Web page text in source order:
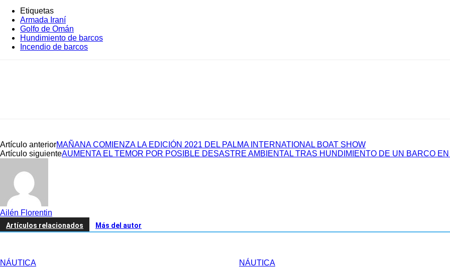
Etiquetas
Armada Iraní
Golfo de Omán
Hundimiento de barcos
Incendio de barcos
Artículo anteriorMAÑANA COMIENZA LA EDICIÓN 2021 DEL PALMA INTERNATIONAL BOAT SHOW
Artículo siguienteAUMENTA EL TEMOR POR POSIBLE DESASTRE AMBIENTAL TRAS HUNDIMIENTO DE UN BARCO
Ailén Florentin
Artículos relacionados Más del autor
NÁUTICA NÁUTICA